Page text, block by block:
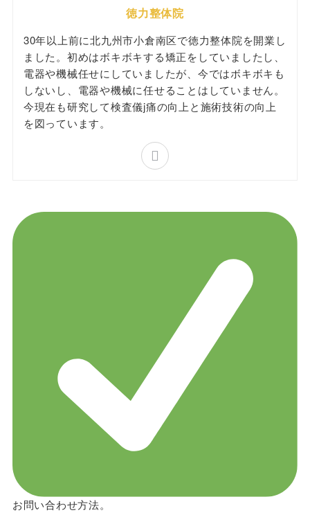
徳力整体院
30年以上前に北九州市小倉南区で徳力整体院を開業し
ました。初めはボキボキする矯正をしていましたし、
電器や機械任せにしていましたが、今ではボキボキも
しないし、電器や機械に任せることはしていません。
今現在も研究して検査儀j痛の向上と施術技術の向上
を図っています。
お問い合わせ方法。